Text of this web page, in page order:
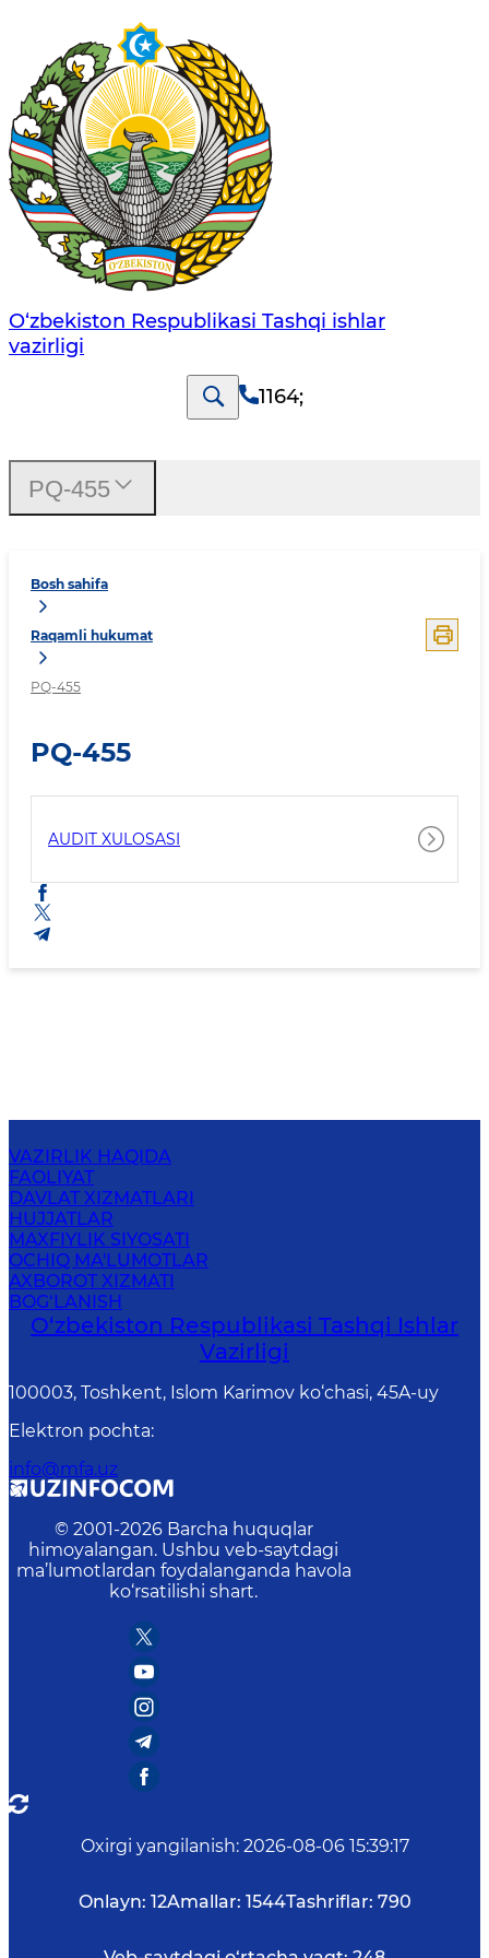
O‘zbеkistоn Rеspublikаsi Tashqi ishlаr
vаzirligi
1164;
Bosh sahifa
Raqamli hukumat
PQ-455
PQ-455
AUDIT XULOSASI
PQ-455
VAZIRLIK HAQIDA
FAOLIYAT
DAVLAT XIZMATLARI
HUJJATLAR
MAXFIYLIK SIYOSATI
OCHIQ MA'LUMOTLAR
AXBOROT XIZMATI
BOG‘LANISH
O‘zbеkistоn Rеspublikаsi Tashqi Ishlаr
Vаzirligi
100003, Toshkent, Islom Karimov ko‘chasi, 45A-uy
Elektron pochta:
info@mfa.uz
© 2001-2026 Barcha huquqlar
himoyalangan. Ushbu veb-saytdagi
ma’lumotlardan foydalanganda havola
ko‘rsatilishi shart.
Oxirgi yangilanish: 2026-08-06 15:39:17
Onlayn: 12Amallar: 1544Tashriflar: 790